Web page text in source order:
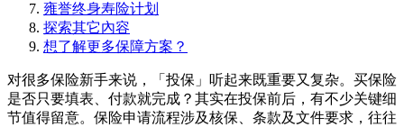
雍誉终身寿险计划
探索其它內容
想了解更多保障方案？
对很多保险新手来说，「投保」听起来既重要又复杂。买保险
是否只要填表、付款就完成？其实在投保前后，有不少关键细
节值得留意。保险申请流程涉及核保、条款及文件要求，往往